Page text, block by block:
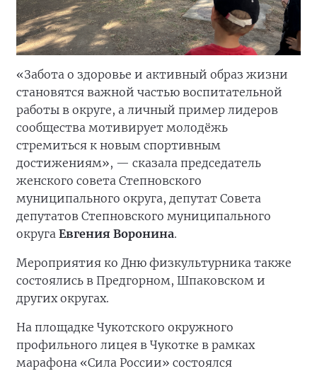
«Забота о здоровье и активный образ жизни
становятся важной частью воспитательной
работы в округе, а личный пример лидеров
сообщества мотивирует молодёжь
стремиться к новым спортивным
достижениям», — сказала председатель
женского совета Степновского
муниципального округа, депутат Совета
депутатов Степновского муниципального
округа Евгения Воронина.
Мероприятия ко Дню физкультурника также
состоялись в Предгорном, Шпаковском и
других округах.
На площадке Чукотского окружного
профильного лицея в Чукотке в рамках
марафона «Сила России» состоялся